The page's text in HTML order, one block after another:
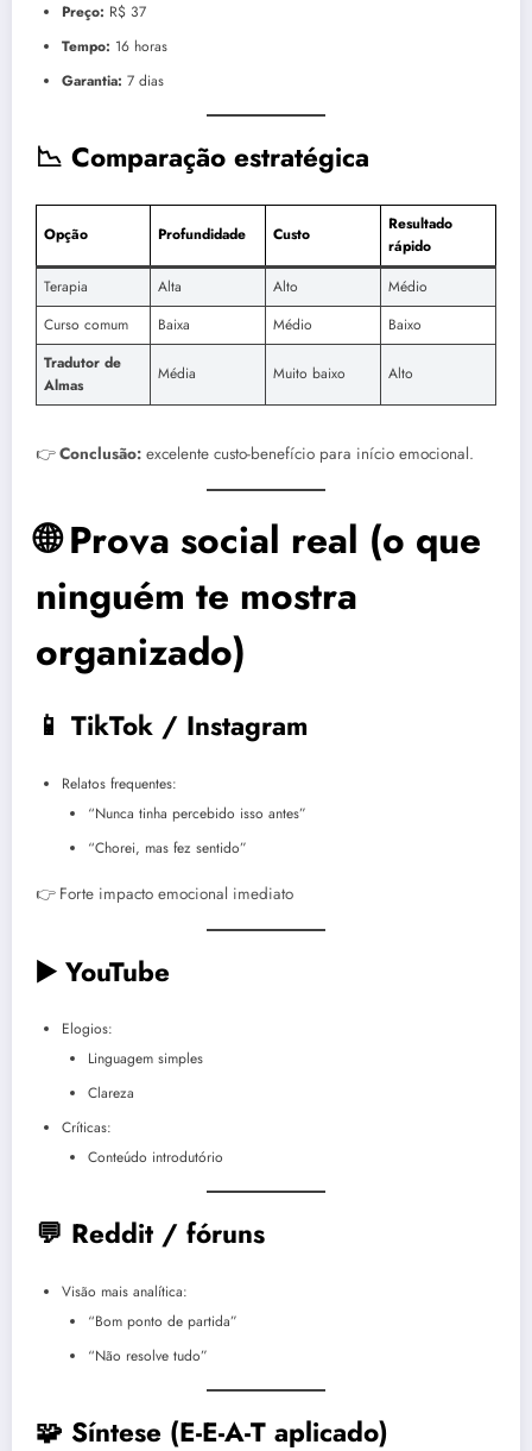
Preço: R$ 37
Tempo: 16 horas
Garantia: 7 dias
📉 Comparação estratégica
Opção Profundidade Custo
Resultado
rápido
Terapia
Alta Alto
Médio
Curso comum
Baixa Médio
Baixo
Tradutor de
Almas
Média Muito baixo Alto
👉Conclusão: excelente custo-benefício para início emocional.
🌐 Prova social real (o que
ninguém te mostra
organizado)
📱 TikTok / Instagram
Relatos frequentes:
“Nunca tinha percebido isso antes”
“Chorei, mas fez sentido”
👉 Forte impacto emocional imediato
▶️ YouTube
Elogios:
Linguagem simples
Clareza
Críticas:
Conteúdo introdutório
💬 Reddit / fóruns
Visão mais analítica:
“Bom ponto de partida”
“Não resolve tudo”
🧩 Síntese (E-E-A-T aplicado)